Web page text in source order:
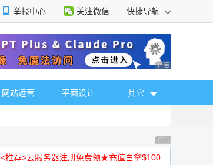
举报中心 关注微信 快捷导航
广告 商业广告，理
网站运营 平面设计 其它
广告 商业广告，理
<推荐>云服务器注册免费领★充值白拿$100